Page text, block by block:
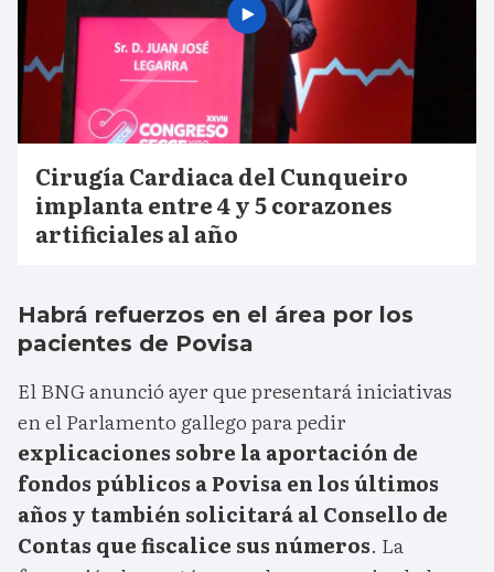
Cirugía Cardiaca del Cunqueiro
implanta entre 4 y 5 corazones
artificiales al año
Habrá refuerzos en el área por los
pacientes de Povisa
El BNG anunció ayer que presentará iniciativas
en el Parlamento gallego para pedir
explicaciones sobre la aportación de
fondos públicos a Povisa en los últimos
años y también solicitará al Consello de
Contas que fiscalice sus números. La